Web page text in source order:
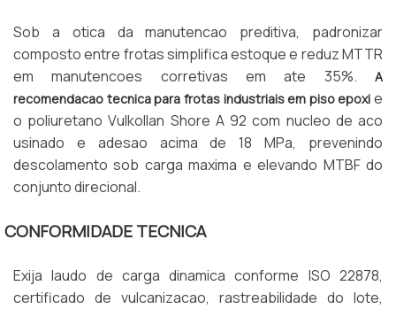
Sob a otica da manutencao preditiva, padronizar
composto entre frotas simplifica estoque e reduz MTTR
em manutencoes corretivas em ate 35%. A
recomendacao tecnica para frotas industriais em piso epoxi e
o poliuretano Vulkollan Shore A 92 com nucleo de aco
usinado e adesao acima de 18 MPa, prevenindo
descolamento sob carga maxima e elevando MTBF do
conjunto direcional.
CONFORMIDADE TECNICA
Exija laudo de carga dinamica conforme ISO 22878,
certificado de vulcanizacao, rastreabilidade do lote,